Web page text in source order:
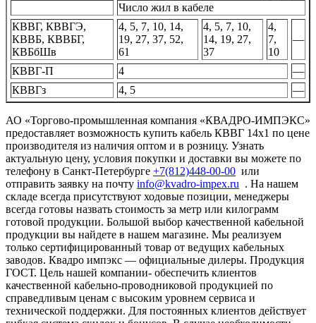
Число жил в кабеле
КВВГ, КВВГЭ,
КВВБ, КВВБГ,
КВБбШв
4, 5, 7, 10, 14,
19, 27, 37, 52,
61
4, 5, 7, 10,
14, 19, 27,
37
4,
7,
10
—
КВВГ-П 4
—
КВВГз
4, 5 —
АО «Торгово-промышленная компания «КВАДРО-ИМПЭКС»
предоставляет возможность купить кабель КВВГ 14х1 по цене
производителя из наличия оптом и в розницу. Узнать
актуальную цену, условия покупки и доставки вы можете по
телефону в Санкт-Петербурге +7(812)448-00-00 или
отправить заявку на почту info@kvadro-impex.ru . На нашем
складе всегда присутствуют ходовые позиции, менеджеры
всегда готовы назвать стоимость за метр или килограмм
готовой продукции. Большой выбор качественной кабельной
продукции вы найдете в нашем магазине. Мы реализуем
только сертифицированный товар от ведущих кабельных
заводов. Квадро импэкс — официальные дилеры. Продукция
ГОСТ. Цель нашей компании- обеспечить клиентов
качественной кабельно-проводниковой продукцией по
справедливым ценам с высоким уровнем сервиса и
технической поддержки. Для постоянных клиентов действует